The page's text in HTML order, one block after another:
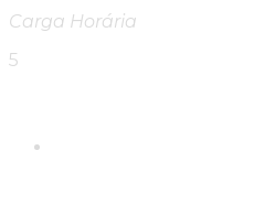
Carga Horária
5